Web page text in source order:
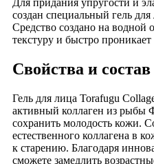
Для придания упругости и
создан специальный гель
Средство создано на водной
текстуру и быстро проникает
Свойства и состав
Гель для лица Torafugu
активный коллаген из рыбы
сохранить молодость кожи.
естественного коллагена в
к старению. Благодаря
сможете замедлить